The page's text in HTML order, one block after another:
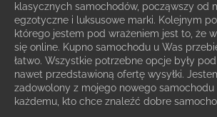
klasycznych samochodów, począwszy od
egzotyczne i luksusowe marki. Kolejnym
którego jestem pod wrażeniem jest to, że
się online. Kupno samochodu u Was
łatwo. Wszystkie potrzebne opcje były
nawet przedstawioną ofertę wysyłki.
zadowolony z mojego nowego samochodu
każdemu, kto chce znaleźć dobre